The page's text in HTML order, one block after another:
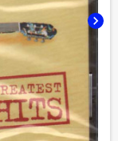
chevron_right